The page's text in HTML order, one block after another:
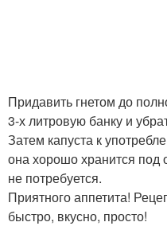
Придавить гнетом до
3-х литровую банку и
Затем капуста к
она хорошо хранится под
не потребуется.
Приятного аппетита!
быстро, вкусно, просто!